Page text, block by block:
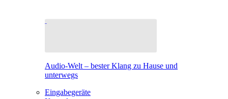
Audio-Welt – bester Klang zu Hause und
unterwegs
Eingabegeräte